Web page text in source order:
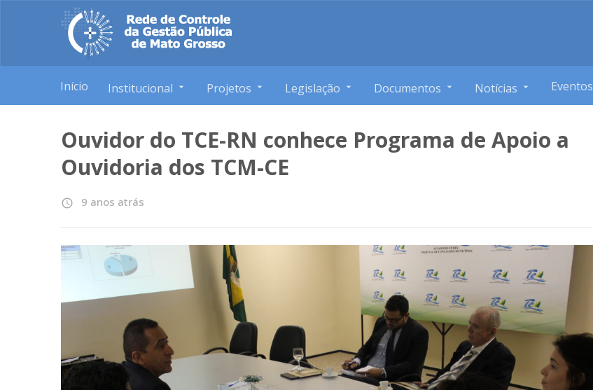
Início Institucional Projetos Legislação Documentos Notícias Eventos
Ouvidor do TCE-RN conhece Programa de Apoio a
Ouvidoria dos TCM-CE
access_time 9 anos atrás